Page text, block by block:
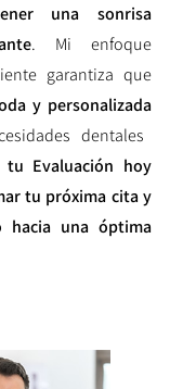
una sonrisa
. Mi enfoque
garantiza que
y personalizada
dentales
tu Evaluación hoy
tu próxima cita y
una óptima